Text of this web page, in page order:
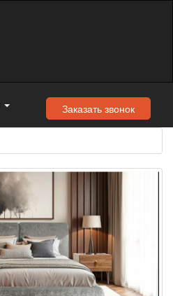
Заказать звонок